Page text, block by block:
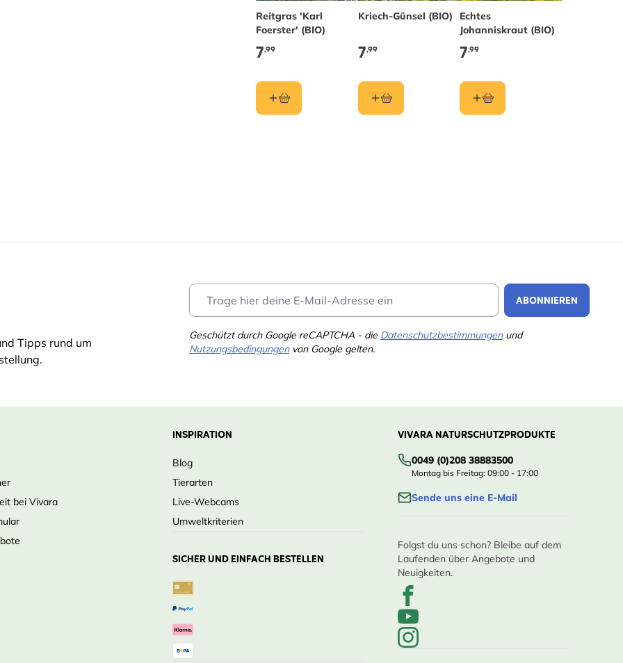
Reitgras 'Karl
Foerster' (BIO)
7,99
Kriech-Günsel (BIO)
7,99
Echtes
Johanniskraut (BIO)
7,99
Tipps rund um
ABONNIEREN
Geschützt durch Google reCAPTCHA - die Datenschutzbestimmungenund
Nutzungsbedingungenvon Google gelten.
bei Vivara
INSPIRATION
Blog
Tierarten
Live-Webcams
Umweltkriterien
SICHER UND EINFACH BESTELLEN
VIVARA NATURSCHUTZPRODUKTE
0049 (0)208 38883500
Montag bis Freitag: 09:00 - 17:00
Sende uns eine E-Mail
Folgst du uns schon? Bleibe auf dem
Laufenden über Angebote und
Neuigkeiten.